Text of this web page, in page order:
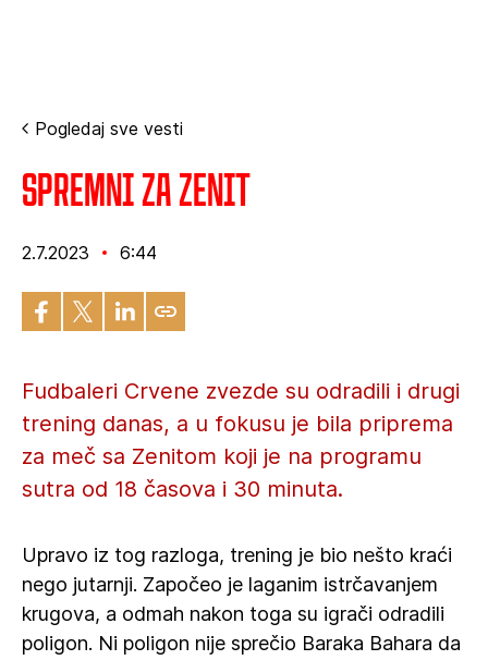
Pogledaj sve vesti
Spremni za Zenit
2.7.2023 6:44
Fudbaleri Crvene zvezde su odradili i drugi
trening danas, a u fokusu je bila priprema
za meč sa Zenitom koji je na programu
sutra od 18 časova i 30 minuta.
Upravo iz tog razloga, trening je bio nešto kraći
nego jutarnji. Započeo je laganim istrčavanjem
krugova, a odmah nakon toga su igrači odradili
poligon. Ni poligon nije sprečio Baraka Bahara da